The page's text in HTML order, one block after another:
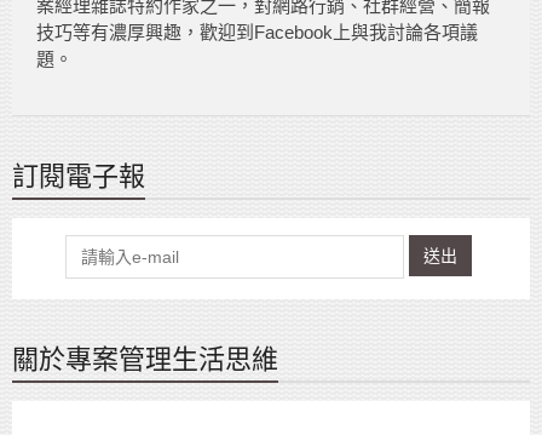
案經理雜誌特約作家之一，對網路行銷、社群經營、簡報
技巧等有濃厚興趣，歡迎到Facebook上與我討論各項議
題。
訂閱電子報
送出
關於專案管理生活思維